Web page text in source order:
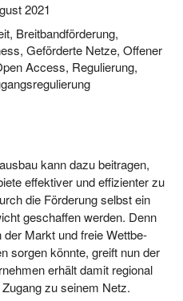
2021
, Breitbandförderung,
, Geförderte Netze, Offener
Access, Regulierung,
kann dazu bei­tra­gen,
effek­ti­ver und effi­zi­en­ter zu
die För­de­rung selbst ein
geschaf­fen wer­den. Denn
der Markt und freie Wett­be­
sor­gen könn­te, greift nun der
erhält damit regio­nal
zu sei­nem Netz.